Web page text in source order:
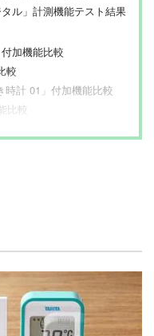
ル」計測機能テスト結果
加機能比較
較
時計 01」付加機能比較
比較
ック置き時計01」
」
湿度計」
｜視認性が高い